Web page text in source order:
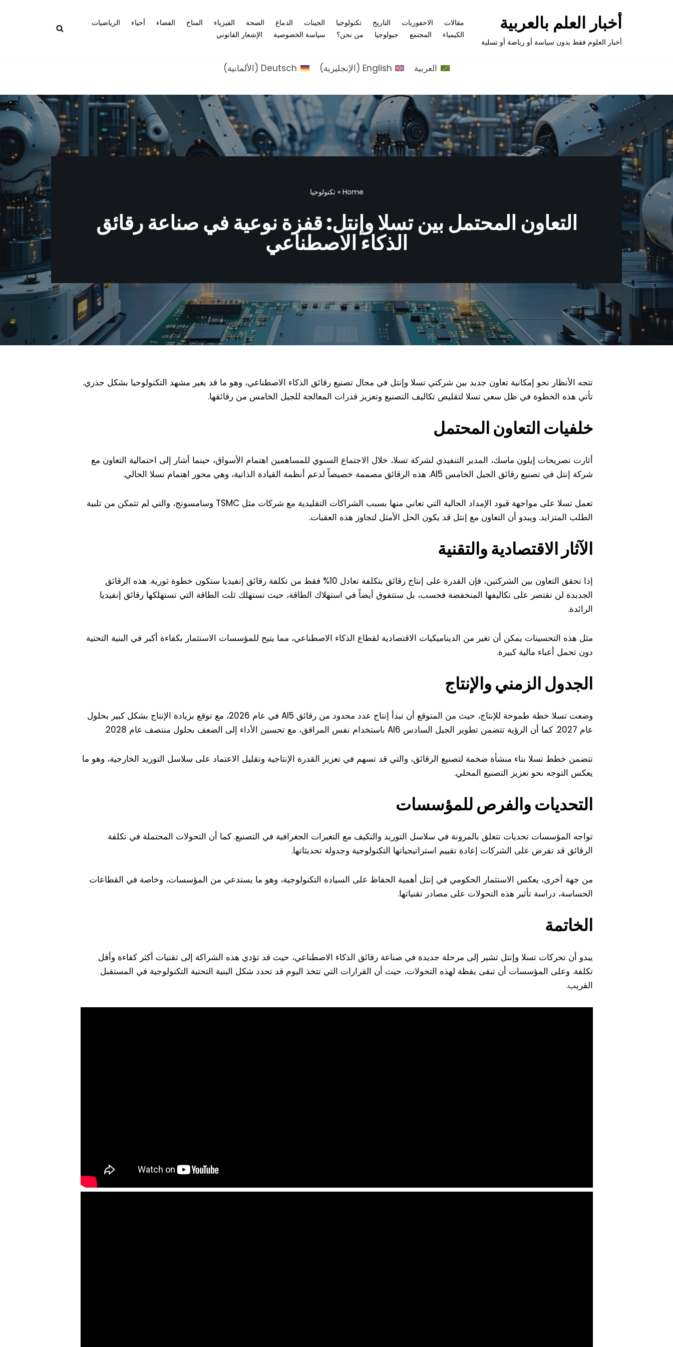
أخبار العلم بالعربية
أخبار العلوم فقط بدون سياسة أو رياضة أو تسلية
مقالات الاحفوريات التاريخ تكنولوجيا الجينات الدماغ الصحة الفيزياء المناخ الفضاء أحياء
الرياضيات
الكيمياء
المجتمع جيولوجيا من نحن؟ سياسة الخصوصية الإشعار القانوني
العربية English
(الإنجليزية)
Deutsch
(الألمانية)
Home
»تكنولوجيا
التعاون المحتمل بين تسلا وإنتل: قفزة نوعية في صناعة رقائق
الذكاء الاصطناعي
تتجه الأنظار نحو إمكانية تعاون جديد بين شركتي تسلا وإنتل في مجال تصنيع رقائق الذكاء الاصطناعي، وهو ما قد يغير مشهد التكنولوجيا بشكل جذري.
تأتي هذه الخطوة في ظل سعي تسلا لتقليص تكاليف التصنيع وتعزيز قدرات المعالجة للجيل الخامس من رقائقها.
خلفيات التعاون المحتمل
أثارت تصريحات إيلون ماسك، المدير التنفيذي لشركة تسلا، خلال الاجتماع السنوي للمساهمين اهتمام الأسواق، حينما أشار إلى احتمالية التعاون مع
شركة إنتل في تصنيع رقائق الجيل الخامس AI5. هذه الرقائق مصممة خصيصاً لدعم أنظمة القيادة الذاتية، وهي محور اهتمام تسلا الحالي.
تعمل تسلا على مواجهة قيود الإمداد الحالية التي تعاني منها بسبب الشراكات التقليدية مع شركات مثل TSMC وسامسونج، والتي لم تتمكن من تلبية
الطلب المتزايد. ويبدو أن التعاون مع إنتل قد يكون الحل الأمثل لتجاوز هذه العقبات.
الآثار الاقتصادية والتقنية
إذا تحقق التعاون بين الشركتين، فإن القدرة على إنتاج رقائق بتكلفة تعادل 10% فقط من تكلفة رقائق إنفيديا ستكون خطوة ثورية. هذه الرقائق
الجديدة لن تقتصر على تكاليفها المنخفضة فحسب، بل ستتفوق أيضاً في استهلاك الطاقة، حيث تستهلك ثلث الطاقة التي تستهلكها رقائق إنفيديا
الرائدة.
مثل هذه التحسينات يمكن أن تغير من الديناميكيات الاقتصادية لقطاع الذكاء الاصطناعي، مما يتيح للمؤسسات الاستثمار بكفاءة أكبر في البنية التحتية
دون تحمل أعباء مالية كبيرة.
الجدول الزمني والإنتاج
وضعت تسلا خطة طموحة للإنتاج، حيث من المتوقع أن تبدأ إنتاج عدد محدود من رقائق AI5 في عام 2026، مع توقع بزيادة الإنتاج بشكل كبير بحلول
عام 2027. كما أن الرؤية تتضمن تطوير الجيل السادس AI6 باستخدام نفس المرافق، مع تحسين الأداء إلى الضعف بحلول منتصف عام 2028.
تتضمن خطط تسلا بناء منشأة ضخمة لتصنيع الرقائق، والتي قد تسهم في تعزيز القدرة الإنتاجية وتقليل الاعتماد على سلاسل التوريد الخارجية، وهو ما
يعكس التوجه نحو تعزيز التصنيع المحلي.
التحديات والفرص للمؤسسات
تواجه المؤسسات تحديات تتعلق بالمرونة في سلاسل التوريد والتكيف مع التغيرات الجغرافية في التصنيع. كما أن التحولات المحتملة في تكلفة
الرقائق قد تفرض على الشركات إعادة تقييم استراتيجياتها التكنولوجية وجدولة تحديثاتها.
من جهة أخرى، يعكس الاستثمار الحكومي في إنتل أهمية الحفاظ على السيادة التكنولوجية، وهو ما يستدعي من المؤسسات، وخاصة في القطاعات
الحساسة، دراسة تأثير هذه التحولات على مصادر تقنياتها.
الخاتمة
يبدو أن تحركات تسلا وإنتل تشير إلى مرحلة جديدة في صناعة رقائق الذكاء الاصطناعي، حيث قد تؤدي هذه الشراكة إلى تقنيات أكثر كفاءة وأقل
تكلفة. وعلى المؤسسات أن تبقى يقظة لهذه التحولات، حيث أن القرارات التي تتخذ اليوم قد تحدد شكل البنية التحتية التكنولوجية في المستقبل
القريب.